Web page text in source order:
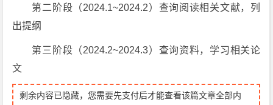
第二阶段（2024.1~2024.2）查询阅读相关文献，列
出提纲
第三阶段（2024.2~2024.3）查询资料，学习相关论
文
剩余内容已隐藏，您需要先支付后才能查看该篇文章全部内